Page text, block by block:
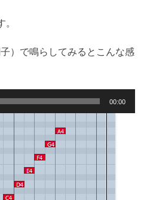
）で鳴らしてみるとこんな感
00:00